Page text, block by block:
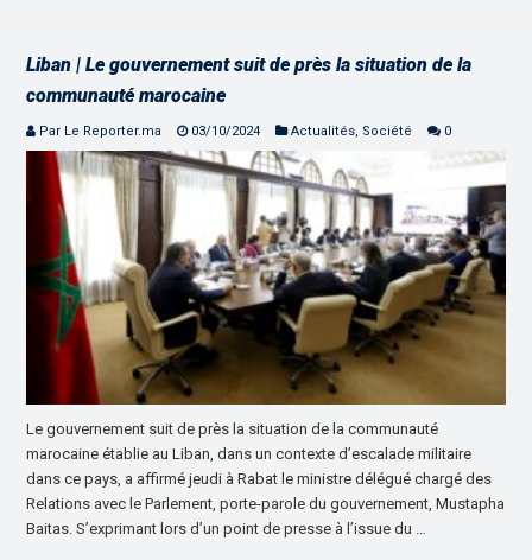
Liban | Le gouvernement suit de près la situation de la
communauté marocaine
Par Le Reporter.ma 03/10/2024 Actualités Société 0
Le gouvernement suit de près la situation de la communauté
marocaine établie au Liban, dans un contexte d’escalade militaire
dans ce pays, a affirmé jeudi à Rabat le ministre délégué chargé des
Relations avec le Parlement, porte-parole du gouvernement, Mustapha
Baitas. S’exprimant lors d’un point de presse à l’issue du …